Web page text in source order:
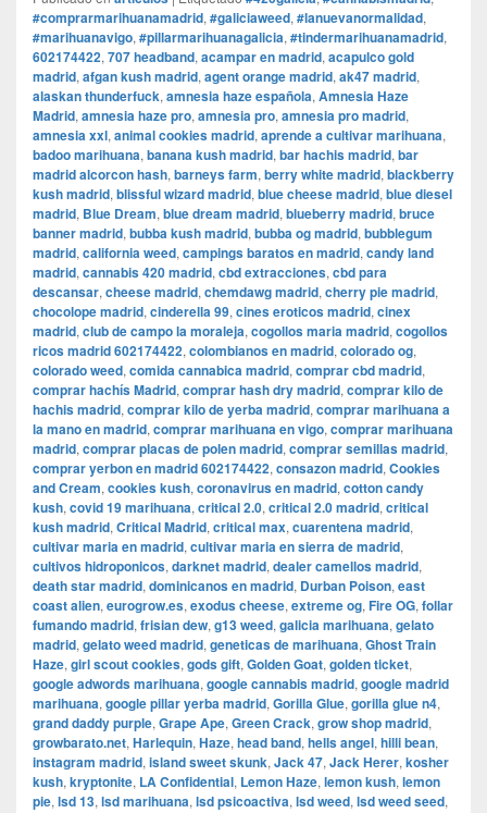
#comprarmarihuanamadrid, #galiciaweed, #lanuevanormalidad,
#marihuanavigo, #pillarmarihuanagalicia, #tindermarihuanamadrid,
602174422, 707 headband, acampar en madrid, acapulco gold
madrid, afgan kush madrid, agent orange madrid, ak47 madrid,
alaskan thunderfuck, amnesia haze española, Amnesia Haze
Madrid, amnesia haze pro, amnesia pro, amnesia pro madrid,
amnesia xxl, animal cookies madrid, aprende a cultivar marihuana,
badoo marihuana, banana kush madrid, bar hachis madrid, bar
madrid alcorcon hash, barneys farm, berry white madrid, blackberry
kush madrid, blissful wizard madrid, blue cheese madrid, blue diesel
madrid, Blue Dream, blue dream madrid, blueberry madrid, bruce
banner madrid, bubba kush madrid, bubba og madrid, bubblegum
madrid, california weed, campings baratos en madrid, candy land
madrid, cannabis 420 madrid, cbd extracciones, cbd para
descansar, cheese madrid, chemdawg madrid, cherry pie madrid,
chocolope madrid, cinderella 99, cines eroticos madrid, cinex
madrid, club de campo la moraleja, cogollos maria madrid, cogollos
ricos madrid 602174422, colombianos en madrid, colorado og,
colorado weed, comida cannabica madrid, comprar cbd madrid,
comprar hachís Madrid, comprar hash dry madrid, comprar kilo de
hachis madrid, comprar kilo de yerba madrid, comprar marihuana a
la mano en madrid, comprar marihuana en vigo, comprar marihuana
madrid, comprar placas de polen madrid, comprar semillas madrid,
comprar yerbon en madrid 602174422, consazon madrid, Cookies
and Cream, cookies kush, coronavirus en madrid, cotton candy
kush, covid 19 marihuana, critical 2.0, critical 2.0 madrid, critical
kush madrid, Critical Madrid, critical max, cuarentena madrid,
cultivar maria en madrid, cultivar maria en sierra de madrid,
cultivos hidroponicos, darknet madrid, dealer camellos madrid,
death star madrid, dominicanos en madrid, Durban Poison, east
coast alien, eurogrow.es, exodus cheese, extreme og, Fire OG, follar
fumando madrid, frisian dew, g13 weed, galicia marihuana, gelato
madrid, gelato weed madrid, geneticas de marihuana, Ghost Train
Haze, girl scout cookies, gods gift, Golden Goat, golden ticket,
google adwords marihuana, google cannabis madrid, google madrid
marihuana, google pillar yerba madrid, Gorilla Glue, gorilla glue n4,
grand daddy purple, Grape Ape, Green Crack, grow shop madrid,
growbarato.net, Harlequin, Haze, head band, hells angel, hilli bean,
instagram madrid, island sweet skunk, Jack 47, Jack Herer, kosher
kush, kryptonite, LA Confidential, Lemon Haze, lemon kush, lemon
pie, lsd 13, lsd marihuana, lsd psicoactiva, lsd weed, lsd weed seed,